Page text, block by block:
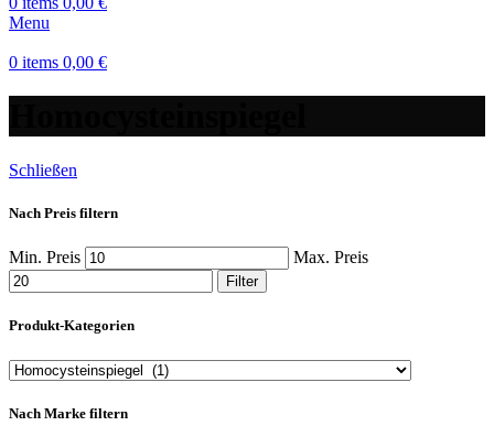
Menu
0 items 0,00 €
Schließen
Nach Preis filtern
Min. Preis Max. Preis
Filter
Produkt-Kategorien
Nach Marke filtern